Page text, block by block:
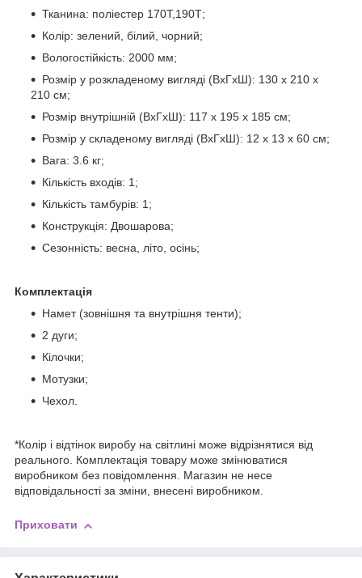
Тканина: поліестер 170Т,190Т;
Колір: зелений, білий, чорний;
Вологостійкість: 2000 мм;
Розмір у розкладеному вигляді (ВхГхШ): 130 х 210 х
210 см;
Розмір внутрішній (ВхГхШ): 117 х 195 х 185 см;
Розмір у складеному вигляді (ВхГхШ): 12 х 13 х 60 см;
Вага: 3.6 кг;
Кількість входів: 1;
Кількість тамбурів: 1;
Конструкція: Двошарова;
Сезонність: весна, літо, осінь;
Комплектація
Намет (зовнішня та внутрішня тенти);
2 дуги;
Кілочки;
Мотузки;
Чехол.
*Колір і відтінок виробу на світлині може відрізнятися від
реального. Комплектація товару може змінюватися
виробником без повідомлення. Магазин не несе
відповідальності за зміни, внесені виробником.
Приховати